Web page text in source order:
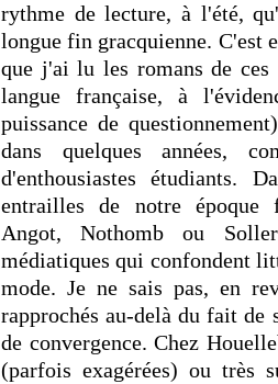
rythme de lecture, à l'été,
longue fin gracquienne. C'est
que j'ai lu les romans de ces
langue française, à
puissance de
dans quelques années,
d'enthousiastes étudiants.
entrailles de notre époque
Angot, Nothomb ou
médiatiques qui confondent
mode. Je ne sais pas, en
rapprochés au-delà du fait de
de convergence. Chez
(parfois exagérées) ou très